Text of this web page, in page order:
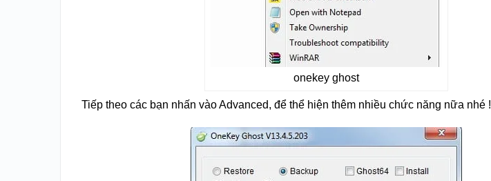
onekey ghost
Tiếp theo các bạn nhấn vào Advanced, để thể hiện thêm nhiều chức năng nữa nhé !